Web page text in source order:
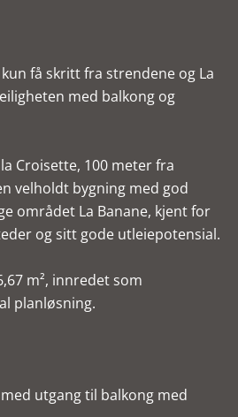
få skritt fra strendene og La
med balkong og
Croisette, 100 meter fra
velholdt bygning med god
området La Banane, kjent for
og sitt gode utleiepotensial.
m², innredet som
planløsning.
utgang til balkong med